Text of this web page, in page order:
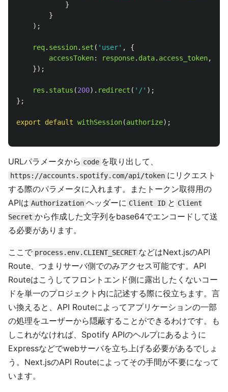
}
}
);
req. session. set ( ' user' ,
{
accessToken: response. data. access_token,
});
res . status (200). redirect ( ' /' );
};
export default withSession(authorize);
URLパラメータから code を取り出して、
https://accounts.spotify.com/api/token にリクエスト
する際のパラメータに入れます。またトークン取得用の
APIは Authorization ヘッダーに Client ID と Client
Secret から作成した文字列をbase64でエンコードして送
る必要があります。
ここで process.env.CLIENT_SECRET などはNext.jsのAPI
Route、つまりサーバ側でのみアクセス可能です。API
Routeはこうしてフロントエンド側に露出したくないコー
ドを単一のプロジェクト内に記述する際に役立ちます。言
い換えると、API Routeによってアプリケーションの一部
の処理をユーザーから隠蔽することができるわけです。も
しこれがなければ、Spotify APIのヘルプにあるように
Expressなどでwebサーバを立ち上げる必要があるでしょ
う。Next.jsのAPI Routeによってその手間が不要になって
います。